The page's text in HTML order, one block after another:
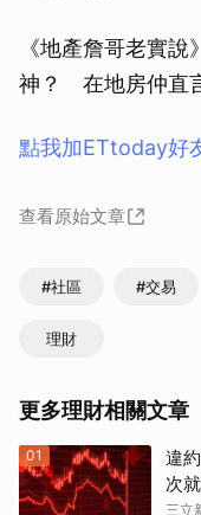
《地產詹哥老實
神？ 在地房仲直
點我加ETtoday好
查看原始文章
#社區 #交易
理財
更多理財相關文章
01
違
次
三立